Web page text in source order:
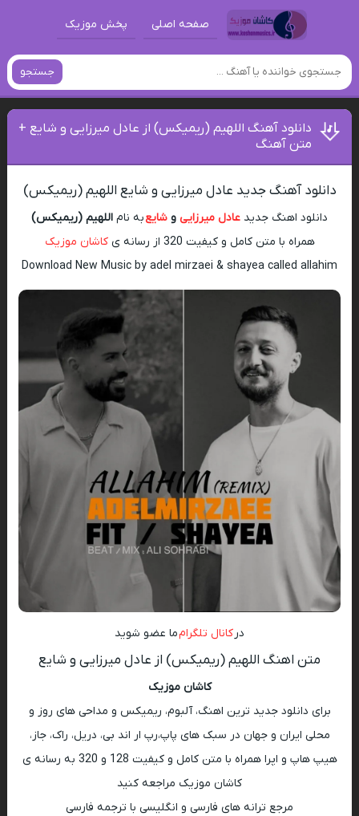
صفحه اصلی پخش موزیک
جستجو
دانلود آهنگ اللهیم (ریمیکس) از عادل میرزایی و شایع +
متن آهنگ
دانلود آهنگ جدید عادل میرزایی و شایع اللهیم (ریمیکس)
دانلود اهنگ جدید عادل میرزایی و شایعبه نام اللهیم (ریمیکس)
همراه با متن کامل و کیفیت 320 از رسانه ی
کاشان موزیک
Download New Music by adel mirzaei & shayea called allahim
در کانال تلگرامما عضو شوید
متن اهنگ اللهیم (ریمیکس) از عادل میرزایی و شایع
کاشان موزیک
برای دانلود جدید ترین اهنگ، آلبوم، ریمیکس و مداحی های روز و
محلی ایران و جهان در سبک های پاپ،رپ ار اند بی، دریل، راک، جاز،
هیپ هاپ و اپرا همراه با متن کامل و کیفیت 128 و 320 به رسانه ی
کاشان موزیک مراجعه کنید
مرجع ترانه های فارسی و انگلیسی با ترجمه فارسی